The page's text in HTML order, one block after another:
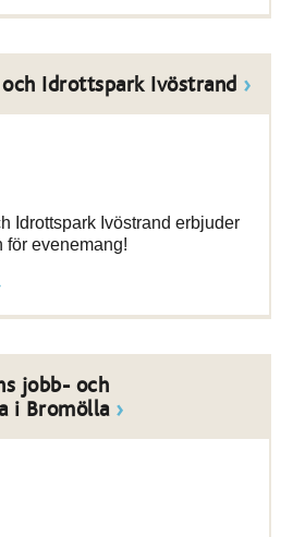
och Idrottspark Ivöstrand
Idrottspark Ivöstrand erbjuder
för evenemang!
jobb- och
i Bromölla